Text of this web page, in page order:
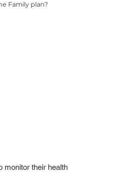
Family plan?
monitor their health